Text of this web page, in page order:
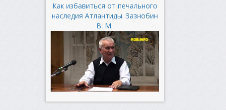
Как избавиться от печального
наследия Атлантиды. Зазнобин
В. М.